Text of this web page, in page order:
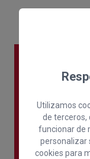
Utilizamos
de terceros,
funcionar de
personalizar
cookies para